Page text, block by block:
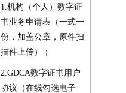
1.机构（个人）数字证
书业务申请表（一式一
份，加盖公章，原件扫
描件上传）；
2.GDCA数字证书用户
协议（在线勾选电子